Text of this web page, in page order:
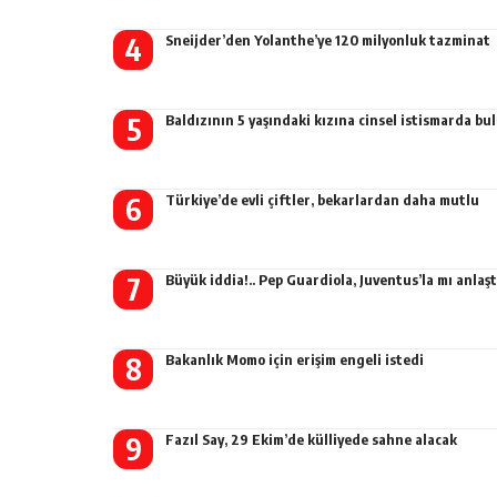
Sneijder’den Yolanthe’ye 120 milyonluk tazminat
Baldızının 5 yaşındaki kızına cinsel istismarda
Türkiye’de evli çiftler, bekarlardan daha mutlu
Büyük iddia!.. Pep Guardiola, Juventus’la mı
Bakanlık Momo için erişim engeli istedi
Fazıl Say, 29 Ekim’de külliyede sahne alacak